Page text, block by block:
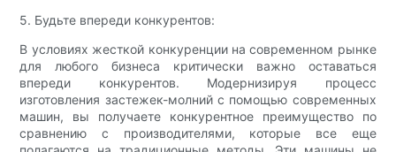
5. Будьте впереди конкурентов:
В условиях жесткой конкуренции на современном рынке
для любого бизнеса критически важно оставаться
впереди конкурентов. Модернизируя процесс
изготовления застежек-молний с помощью современных
машин, вы получаете конкурентное преимущество по
сравнению с производителями, которые все еще